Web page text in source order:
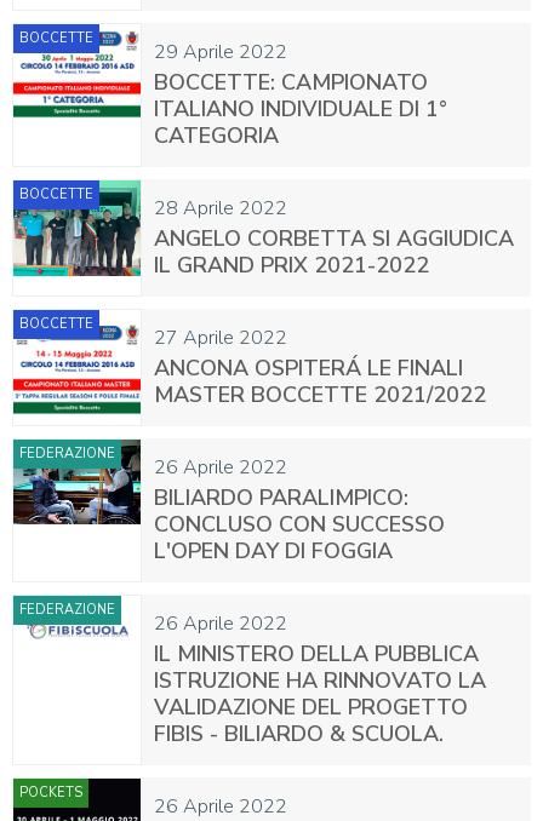
29 Aprile 2022
BOCCETTE
BOCCETTE: CAMPIONATO
ITALIANO INDIVIDUALE DI 1°
CATEGORIA
28 Aprile 2022
BOCCETTE
ANGELO CORBETTA SI AGGIUDICA
IL GRAND PRIX 2021-2022
27 Aprile 2022
BOCCETTE
ANCONA OSPITERÁ LE FINALI
MASTER BOCCETTE 2021/2022
26 Aprile 2022
FEDERAZIONE
BILIARDO PARALIMPICO:
CONCLUSO CON SUCCESSO
L'OPEN DAY DI FOGGIA
26 Aprile 2022
FEDERAZIONE
IL MINISTERO DELLA PUBBLICA
ISTRUZIONE HA RINNOVATO LA
VALIDAZIONE DEL PROGETTO
FIBIS - BILIARDO & SCUOLA.
26 Aprile 2022
POCKETS